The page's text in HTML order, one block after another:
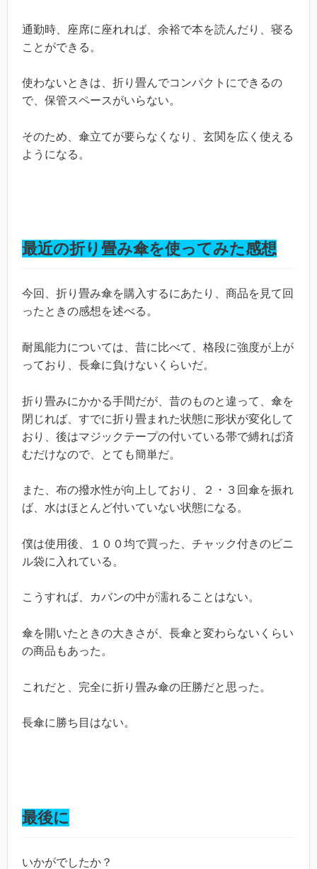
通勤時、座席に座れれば、余裕で本を読んだり、寝る
ことができる。
使わないときは、折り畳んでコンパクトにできるの
で、保管スペースがいらない。
そのため、傘立てが要らなくなり、玄関を広く使える
ようになる。
最近の折り畳み傘を使ってみた感想
今回、折り畳み傘を購入するにあたり、商品を見て回
ったときの感想を述べる。
耐風能力については、昔に比べて、格段に強度が上が
っており、長傘に負けないくらいだ。
折り畳みにかかる手間だが、昔のものと違って、傘を
閉じれば、すでに折り畳まれた状態に形状が変化して
おり、後はマジックテープの付いている帯で縛れば済
むだけなので、とても簡単だ。
また、布の撥水性が向上しており、２・３回傘を振れ
ば、水はほとんど付いていない状態になる。
僕は使用後、１００均で買った、チャック付きのビニ
ル袋に入れている。
こうすれば、カバンの中が濡れることはない。
傘を開いたときの大きさが、長傘と変わらないくらい
の商品もあった。
これだと、完全に折り畳み傘の圧勝だと思った。
長傘に勝ち目はない。
最後に
いかがでしたか？